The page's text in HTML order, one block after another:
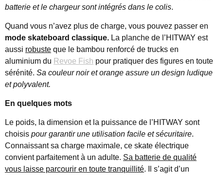
batterie et le chargeur sont intégrés dans le colis.
Quand vous n’avez plus de charge, vous pouvez passer en
mode skateboard classique. La planche de l’HITWAY est
aussi robuste que le bambou renforcé de trucks en
aluminium du Revoe Fish pour pratiquer des figures en toute
sérénité. Sa couleur noir et orange assure un design ludique
et polyvalent.
En quelques mots
Le poids, la dimension et la puissance de l’HITWAY sont
choisis pour garantir une utilisation facile et sécuritaire.
Connaissant sa charge maximale, ce skate électrique
convient parfaitement à un adulte. Sa batterie de qualité
vous laisse parcourir en toute tranquillité. Il s’agit d’un